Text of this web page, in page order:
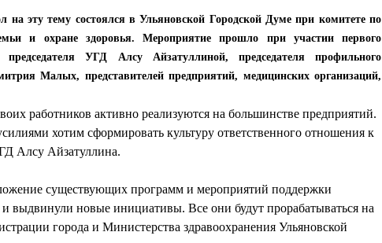
на эту тему состоялся в Ульяновской Городской Думе при комитете по
и охране здоровья. Мероприятие прошло при участии первого
председателя УГД Алсу Айзатуллиной, председателя профильного
Малых, представителей предприятий, медицинских организаций,
работников активно реализуются на большинстве предприятий.
хотим сформировать культуру ответственного отношения к
Алсу Айзатуллина.
существующих программ и мероприятий поддержки
и выдвинули новые инициативы. Все они будут прорабатываться на
города и Министерства здравоохранения Ульяновской